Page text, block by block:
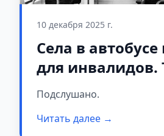
10 декабря 2025 г.
Села в
для инвалидов.
комплиментов в
адрес никогда
слышала
Подслушано.
Читать далее →